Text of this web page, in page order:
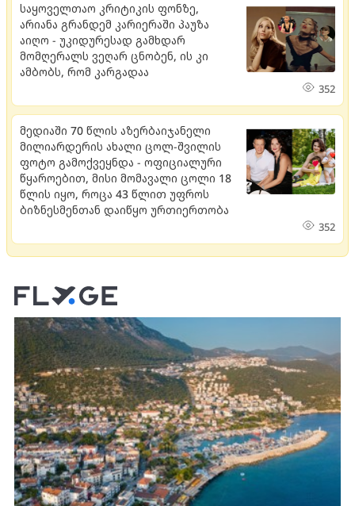
საყოველთაო კრიტიკის ფონზე,
არიანა გრანდემ კარიერაში პაუზა
აიღო - უკიდურესად გამხდარ
მომღერალს ვეღარ ცნობენ, ის კი
ამბობს, რომ კარგადაა
352
მედიაში 70 წლის აზერბაიჯანელი
მილიარდერის ახალი ცოლ-შვილის
ფოტო გამოქვეყნდა - ოფიციალური
წყაროებით, მისი მომავალი ცოლი 18
წლის იყო, როცა 43 წლით უფროს
ბიზნესმენთან დაიწყო ურთიერთობა
352